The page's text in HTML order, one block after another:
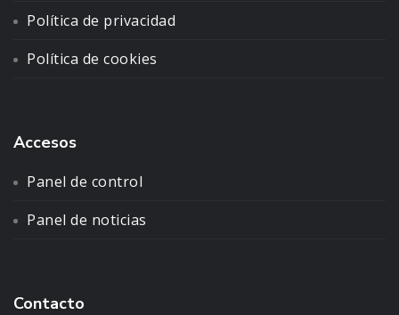
Política de privacidad
Política de cookies
Accesos
Panel de control
Panel de noticias
Contacto